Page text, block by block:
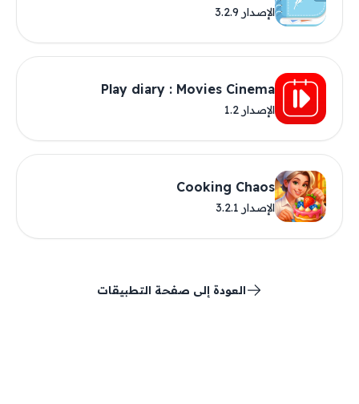
الإصدار 3.2.9
Play diary : Movies Cinema
الإصدار 1.2
Cooking Chaos
الإصدار 3.2.1
العودة إلى صفحة التطبيقات